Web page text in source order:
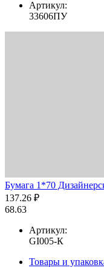
Артикул:
33606ПУ
Бумага 1*70
137.26 ₽
68.63
Артикул:
GI005-К
Товары и